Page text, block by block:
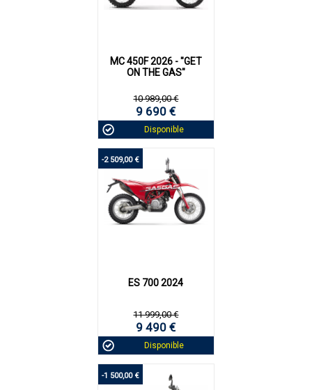
MC 450F 2026 - "GET
ON THE GAS"
10 989,00 €
9 690 €
Disponible
-2 509,00 €
ES 700 2024
11 999,00 €
9 490 €
Disponible
-1 500,00 €